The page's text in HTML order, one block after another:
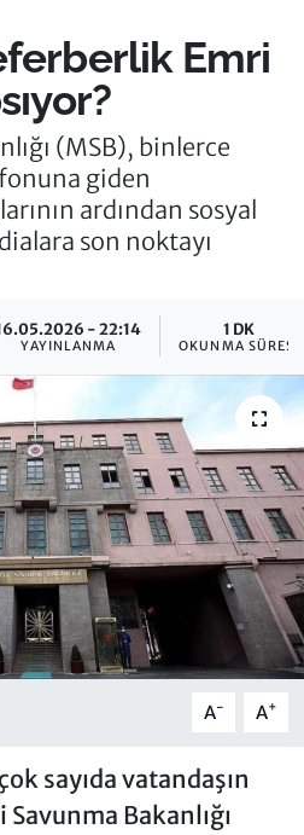
Emri
(MSB), binlerce
giden
ardından sosyal
son noktayı
- 22:14
YAYINLANMA
1 DK
OKUNMA SÜRESI
A- A+
sayıda vatandaşın
Bakanlığı